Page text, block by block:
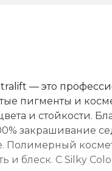
— это
пигменты и
и стойкости.
закрашивание
Полимерный
и блеск. С Silky